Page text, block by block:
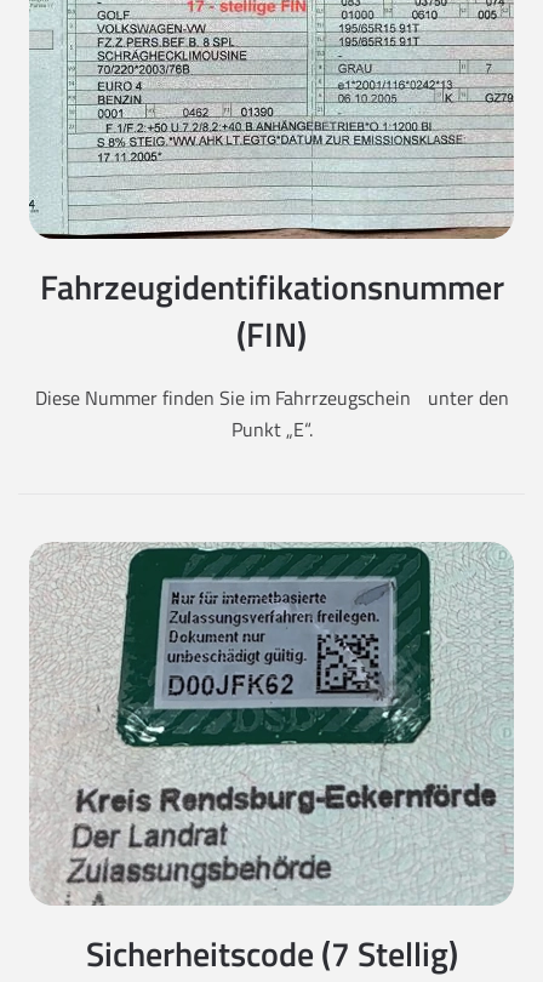
Fahrzeugidentifikationsnummer
(FIN)
Diese Nummer finden Sie im Fahrrzeugschein unter den
Punkt „E“.
Sicherheitscode (7 Stellig)